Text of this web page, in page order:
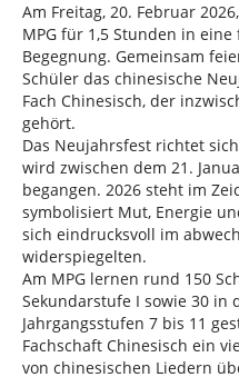
Am Freitag, 20. Februar
MPG für 1,5 Stunden in
Begegnung. Gemeinsam
Schüler das chinesische
Fach Chinesisch, der
gehört.
Das Neujahrsfest richtet
wird zwischen dem 21.
begangen. 2026 steht im
symbolisiert Mut, Energie
sich eindrucksvoll im
widerspiegelten.
Am MPG lernen rund 150
Sekundarstufe I sowie 30 in
Jahrgangsstufen 7 bis 11
Fachschaft Chinesisch ein
von chinesischen Liedern